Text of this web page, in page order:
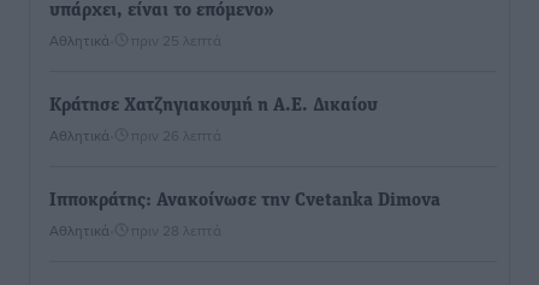
υπάρχει, είναι το επόμενο»
Αθλητικά πριν 25 λεπτά
Κράτησε Χατζηγιακουμή η Α.Ε. Δικαίου
Αθλητικά πριν 26 λεπτά
Ιπποκράτης: Ανακοίνωσε την Cvetanka Dimova
Αθλητικά πριν 28 λεπτά